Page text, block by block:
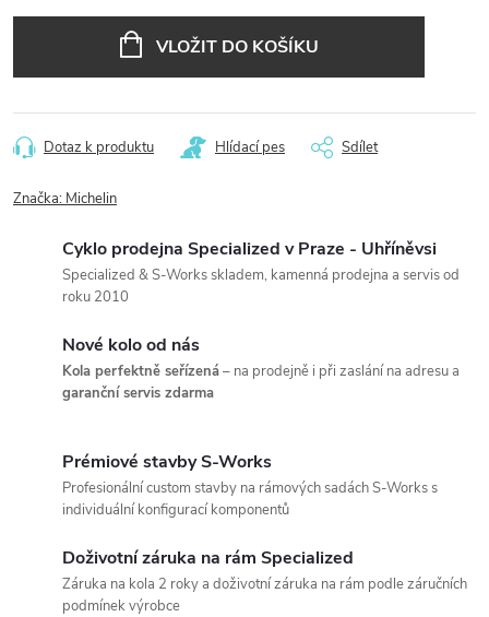
VLOŽIT DO KOŠÍKU
Dotaz k produktu Hlídací pes Sdílet
Značka: Michelin
Cyklo prodejna Specialized v Praze - Uhříněvsi
Specialized & S-Works skladem, kamenná prodejna a servis od
roku 2010
Nové kolo od nás
Kola perfektně seřízená– na prodejně i při zaslání na adresu a
garanční servis zdarma
Prémiové stavby S-Works
Profesionální custom stavby na rámových sadách S-Works s
individuální konfigurací komponentů
Doživotní záruka na rám Specialized
Záruka na kola 2 roky a doživotní záruka na rám podle záručních
podmínek výrobce